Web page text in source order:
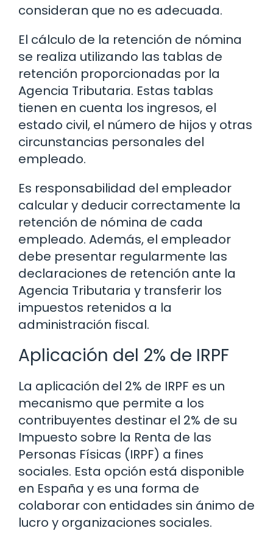
consideran que no es adecuada.
El cálculo de la retención de nómina
se realiza utilizando las tablas de
retención proporcionadas por la
Agencia Tributaria. Estas tablas
tienen en cuenta los ingresos, el
estado civil, el número de hijos y otras
circunstancias personales del
empleado.
Es responsabilidad del empleador
calcular y deducir correctamente la
retención de nómina de cada
empleado. Además, el empleador
debe presentar regularmente las
declaraciones de retención ante la
Agencia Tributaria y transferir los
impuestos retenidos a la
administración fiscal.
Aplicación del 2% de IRPF
La aplicación del 2% de IRPF es un
mecanismo que permite a los
contribuyentes destinar el 2% de su
Impuesto sobre la Renta de las
Personas Físicas (IRPF) a fines
sociales. Esta opción está disponible
en España y es una forma de
colaborar con entidades sin ánimo de
lucro y organizaciones sociales.